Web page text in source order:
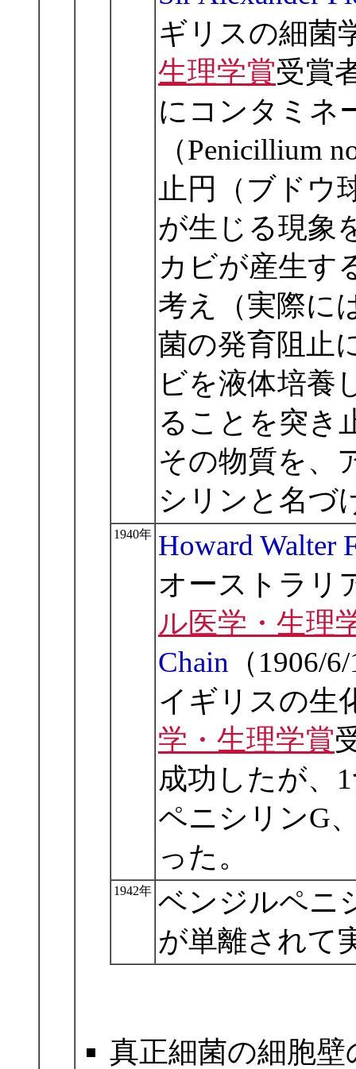
ギリスの細菌
生理学賞受賞
にコンタミネ
（Penicillium
止円（ブドウ
が生じる現象
カビが産生す
考え（実際に
菌の発育阻止
ビを液体培養
ることを突き
その物質を、
シリンと名づ
1940年 Howard Walter
オーストラリ
ル医学・生理
Chain （1906/
イギリスの生
学・生理学賞
成功したが、
ペニシリンG
った。
1942年 ベンジルペニ
が単離されて
真正細菌の細胞